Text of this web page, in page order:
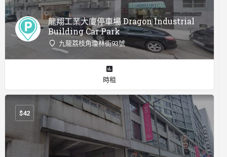
龍翔工業大廈停車場 Dragon Industrial
Building Car Park
九龍荔枝角瓊林街93號
時租
$42